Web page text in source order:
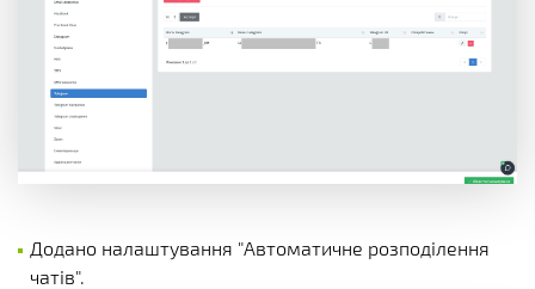
Додано налаштування "Автоматичне розподілення
чатів".